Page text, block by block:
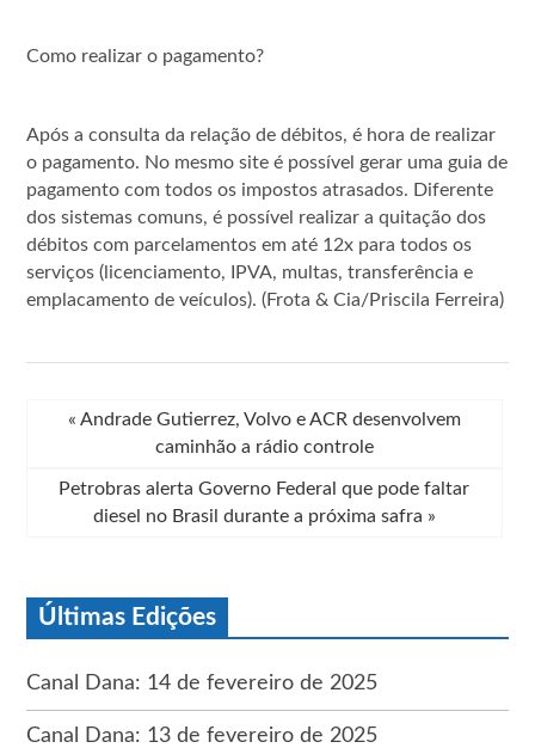
Como realizar o pagamento?
Após a consulta da relação de débitos, é hora de realizar
o pagamento. No mesmo site é possível gerar uma guia de
pagamento com todos os impostos atrasados. Diferente
dos sistemas comuns, é possível realizar a quitação dos
débitos com parcelamentos em até 12x para todos os
serviços (licenciamento, IPVA, multas, transferência e
emplacamento de veículos). (Frota & Cia/Priscila Ferreira)
« Andrade Gutierrez, Volvo e ACR desenvolvem
caminhão a rádio controle
Petrobras alerta Governo Federal que pode faltar
diesel no Brasil durante a próxima safra »
Últimas Edições
Canal Dana: 14 de fevereiro de 2025
Canal Dana: 13 de fevereiro de 2025